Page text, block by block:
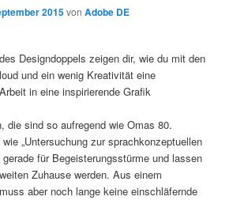
2015vonAdobe DE
Designdoppels zeigen dir, wie du mit den
und ein wenig Kreativität eine
in eine inspirierende Grafik
die sind so aufregend wie Omas 80.
„Untersuchung zur sprachkonzeptuellen
für Begeisterungsstürme und lassen
Zuhause werden. Aus einem
aber noch lange keine einschläfernde